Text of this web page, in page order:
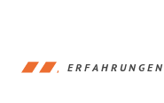
ERFAHRUNGEN